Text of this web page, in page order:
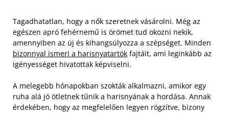
Tagadhatatlan, hogy a nők szeretnek vásárolni. Még az
egészen apró fehérnemű is örömet tud okozni nekik,
amennyiben az új és kihangsúlyozza a szépséget. Minden
bizonnyal ismeri a harisnyatartók fajtáit, ami leginkább az
igényességet hivatottak képviselni.
A melegebb hónapokban szokták alkalmazni, amikor egy
ruha alá jó ötletnek tűnik a harisnyának a hordása. Annak
érdekében, hogy az megfelelően legyen rögzítve, bizony